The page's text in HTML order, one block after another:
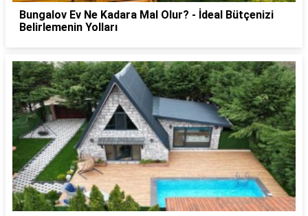
Bungalov Ev Ne Kadara Mal Olur? - İdeal Bütçenizi
Belirlemenin Yolları